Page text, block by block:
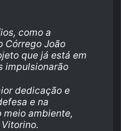
como a
Córrego João
que já está em
impulsionarão
dedicação e
e na
meio ambiente,